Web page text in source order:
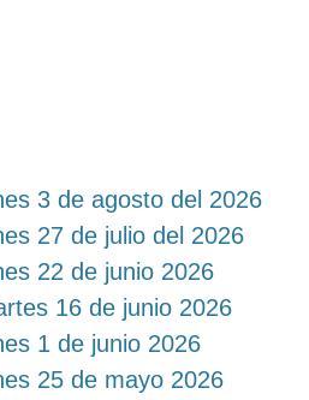
3 de agosto del 2026
27 de julio del 2026
22 de junio 2026
16 de junio 2026
1 de junio 2026
25 de mayo 2026